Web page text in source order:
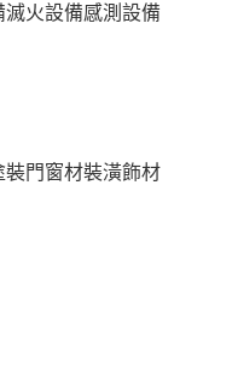
滅火設備感測設備
裝門窗材裝潢飾材